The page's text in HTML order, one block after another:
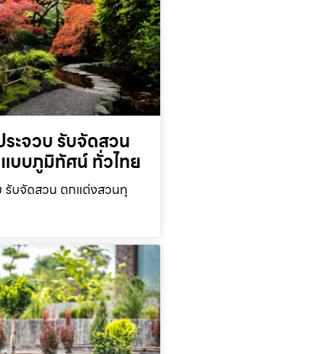
ะจวบ รับจัดสวน
บบภูมิทัศน์ ทั่วไทย
รับจัดสวน ตกแต่งสวนทุ